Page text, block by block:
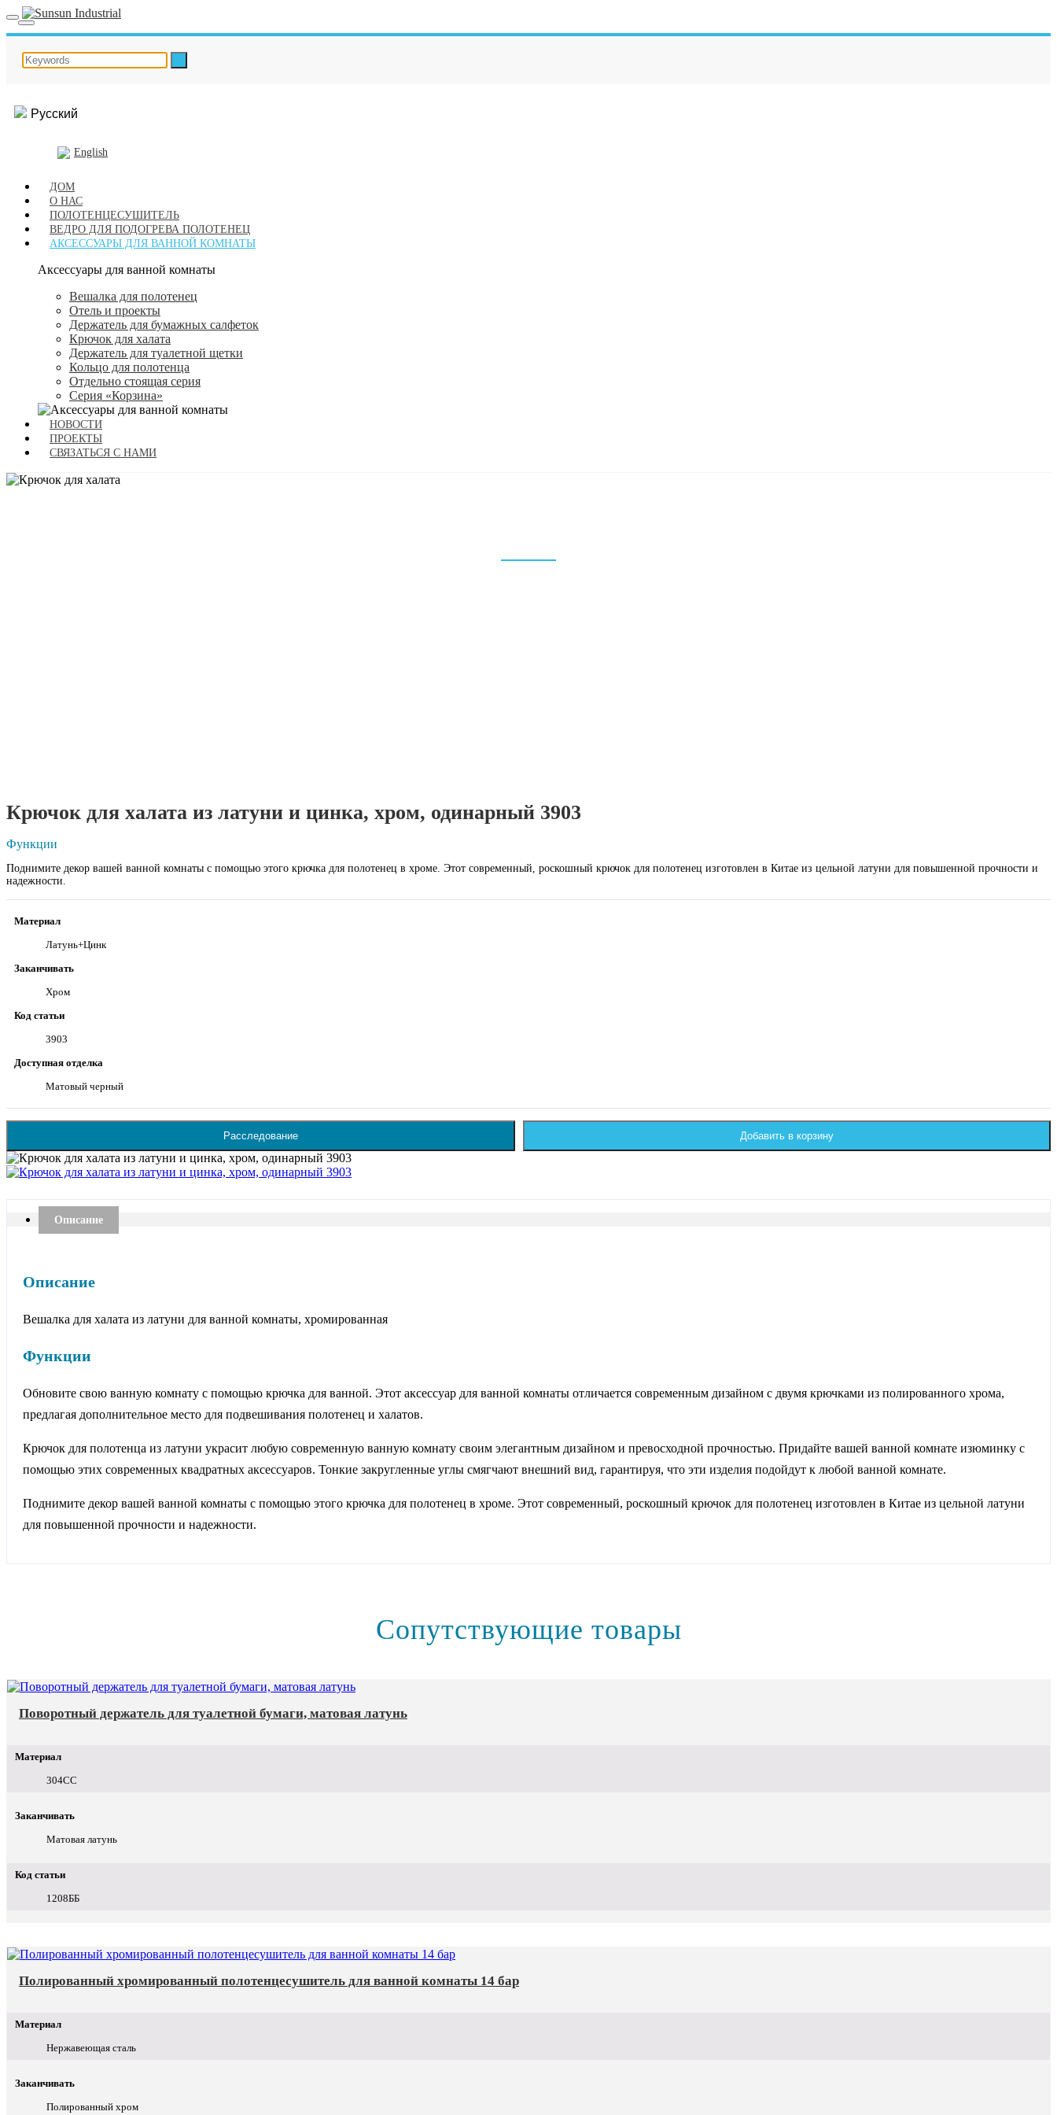
Русский
English
ДОМ
О НАС
ПОЛОТЕНЦЕСУШИТЕЛЬ
ВЕДРО ДЛЯ ПОДОГРЕВА ПОЛОТЕНЕЦ
АКСЕССУАРЫ ДЛЯ ВАННОЙ КОМНАТЫ
Аксессуары для ванной комнаты
Вешалка для полотенец
Отель и проекты
Держатель для бумажных салфеток
Крючок для халата
Держатель для туалетной щетки
Кольцо для полотенца
Отдельно стоящая серия
Серия «Корзина»
НОВОСТИ
ПРОЕКТЫ
СВЯЗАТЬСЯ С НАМИ
Крючок для халата из латуни и цинка, хром, одинарный 3903
Функции
Поднимите декор вашей ванной комнаты с помощью этого крючка для полотенец в хроме. Этот современный, роскошный крючок для полотенец изготовлен в Китае из цельной латуни для повышенной прочности и
надежности.
Материал
Латунь+Цинк
Заканчивать
Хром
Код статьи
3903
Доступная отделка
Матовый черный
Расследование Добавить в корзину
Описание
Описание
Вешалка для халата из латуни для ванной комнаты, хромированная
Функции
Обновите свою ванную комнату с помощью крючка для ванной. Этот аксессуар для ванной комнаты отличается современным дизайном с двумя крючками из полированного хрома,
предлагая дополнительное место для подвешивания полотенец и халатов.
Крючок для полотенца из латуни украсит любую современную ванную комнату своим элегантным дизайном и превосходной прочностью. Придайте вашей ванной комнате изюминку с
помощью этих современных квадратных аксессуаров. Тонкие закругленные углы смягчают внешний вид, гарантируя, что эти изделия подойдут к любой ванной комнате.
Поднимите декор вашей ванной комнаты с помощью этого крючка для полотенец в хроме. Этот современный, роскошный крючок для полотенец изготовлен в Китае из цельной латуни
для повышенной прочности и надежности.
Сопутствующие товары
Поворотный держатель для туалетной бумаги, матовая латунь
Материал
304СС
Заканчивать
Матовая латунь
Код статьи
1208ББ
Полированный хромированный полотенцесушитель для ванной комнаты 14 бар
Материал
Нержавеющая сталь
Заканчивать
Полированный хром